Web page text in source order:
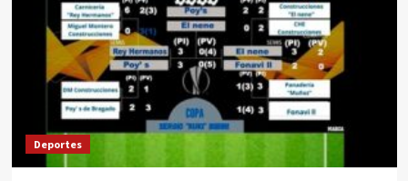
Deportes